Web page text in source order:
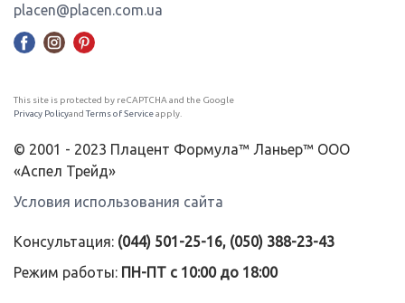
placen@placen.com.ua
This site is protected by reCAPTCHA and the Google
Privacy Policyand Terms of Serviceapply.
© 2001 - 2023 Плацент Формула™ Ланьер™ ООО
«Аспел Трейд»
Условия использования сайта
Консультация: (044) 501-25-16, (050) 388-23-43
Режим работы: ПН-ПТ с 10:00 до 18:00